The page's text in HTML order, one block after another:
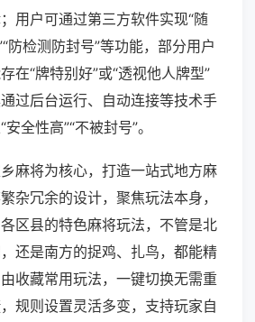
用户可通过第三方软件实现“随
防检测防封号”等功能，部分用户
在“牌特别好”或“透视他人牌型”
过后台运行、自动连接等技术手
全性高”“不被封号”。
麻将为核心，打造一站式地方麻
杂冗余的设计，聚焦玩法本身，
区县的特色麻将玩法，不管是北
还是南方的捉鸡、扎鸟，都能精
收藏常用玩法，一键切换无需重
规则设置灵活多变，支持玩家自